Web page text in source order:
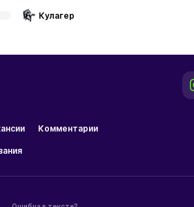
Кулагер
Комментарии